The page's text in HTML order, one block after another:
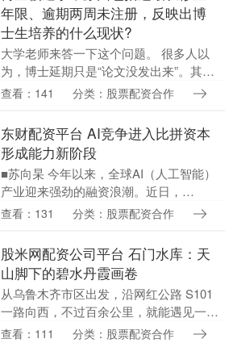
年限、逾期两周未注册，反映出博
士生培养的什么现状?
大学老师来答一下这个问题。 很多人以
为，博士延期只是“论文没发出来”。其
实，真正卡住大量博士毕业的是“失控”。
人管，最终导....
查看：141 分类：股票配资合作
东财配资平台 AI竞争进入比拼资本
形成能力新阶段
■苏向杲 今年以来，全球AI（人工智能）
产业迎来强劲的融资浪潮。近日，
DeepSeek（深度求索）拟募资最高500亿
查看：131 分类：股票配资合作
股米网配资公司平台 石门水库：天
山脚下的碧水丹霞画卷
从乌鲁木齐市区出发，沿网红公路 S101
一路向西，不过百余公里，就能遇见一处
被低估的秘境——石门水库。它静卧在天
查看：111 分类：股票配资合作